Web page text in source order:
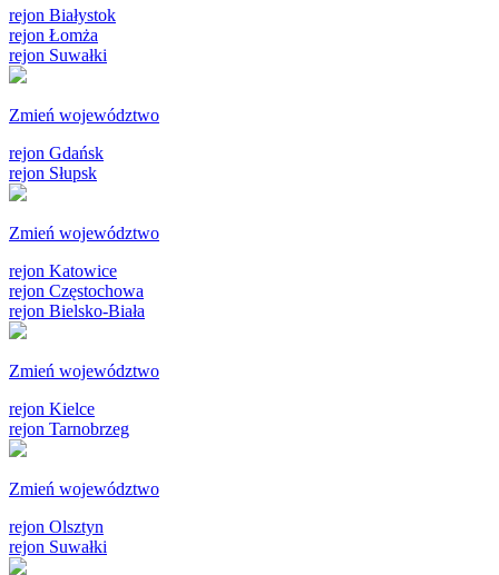
rejon Białystok
rejon Łomża
rejon Suwałki
Zmień województwo
rejon Gdańsk
rejon Słupsk
Zmień województwo
rejon Katowice
rejon Częstochowa
rejon Bielsko-Biała
Zmień województwo
rejon Kielce
rejon Tarnobrzeg
Zmień województwo
rejon Olsztyn
rejon Suwałki